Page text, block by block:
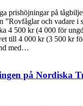
prishöjningar på
”Rovfåglar och vadare i
4 500 kr (4 000 för
till 4 000 kr (3 500 kr
med…
på Nordiska